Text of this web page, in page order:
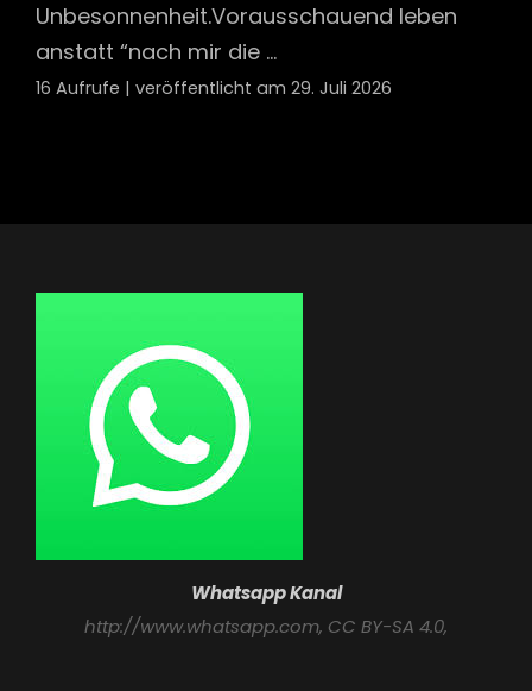
Unbesonnenheit.Vorausschauend leben
anstatt “nach mir die ...
16 Aufrufe | veröffentlicht am 29. Juli 2026
Whatsapp Kanal
http://www.whatsapp.com, CC BY-SA 4.0,